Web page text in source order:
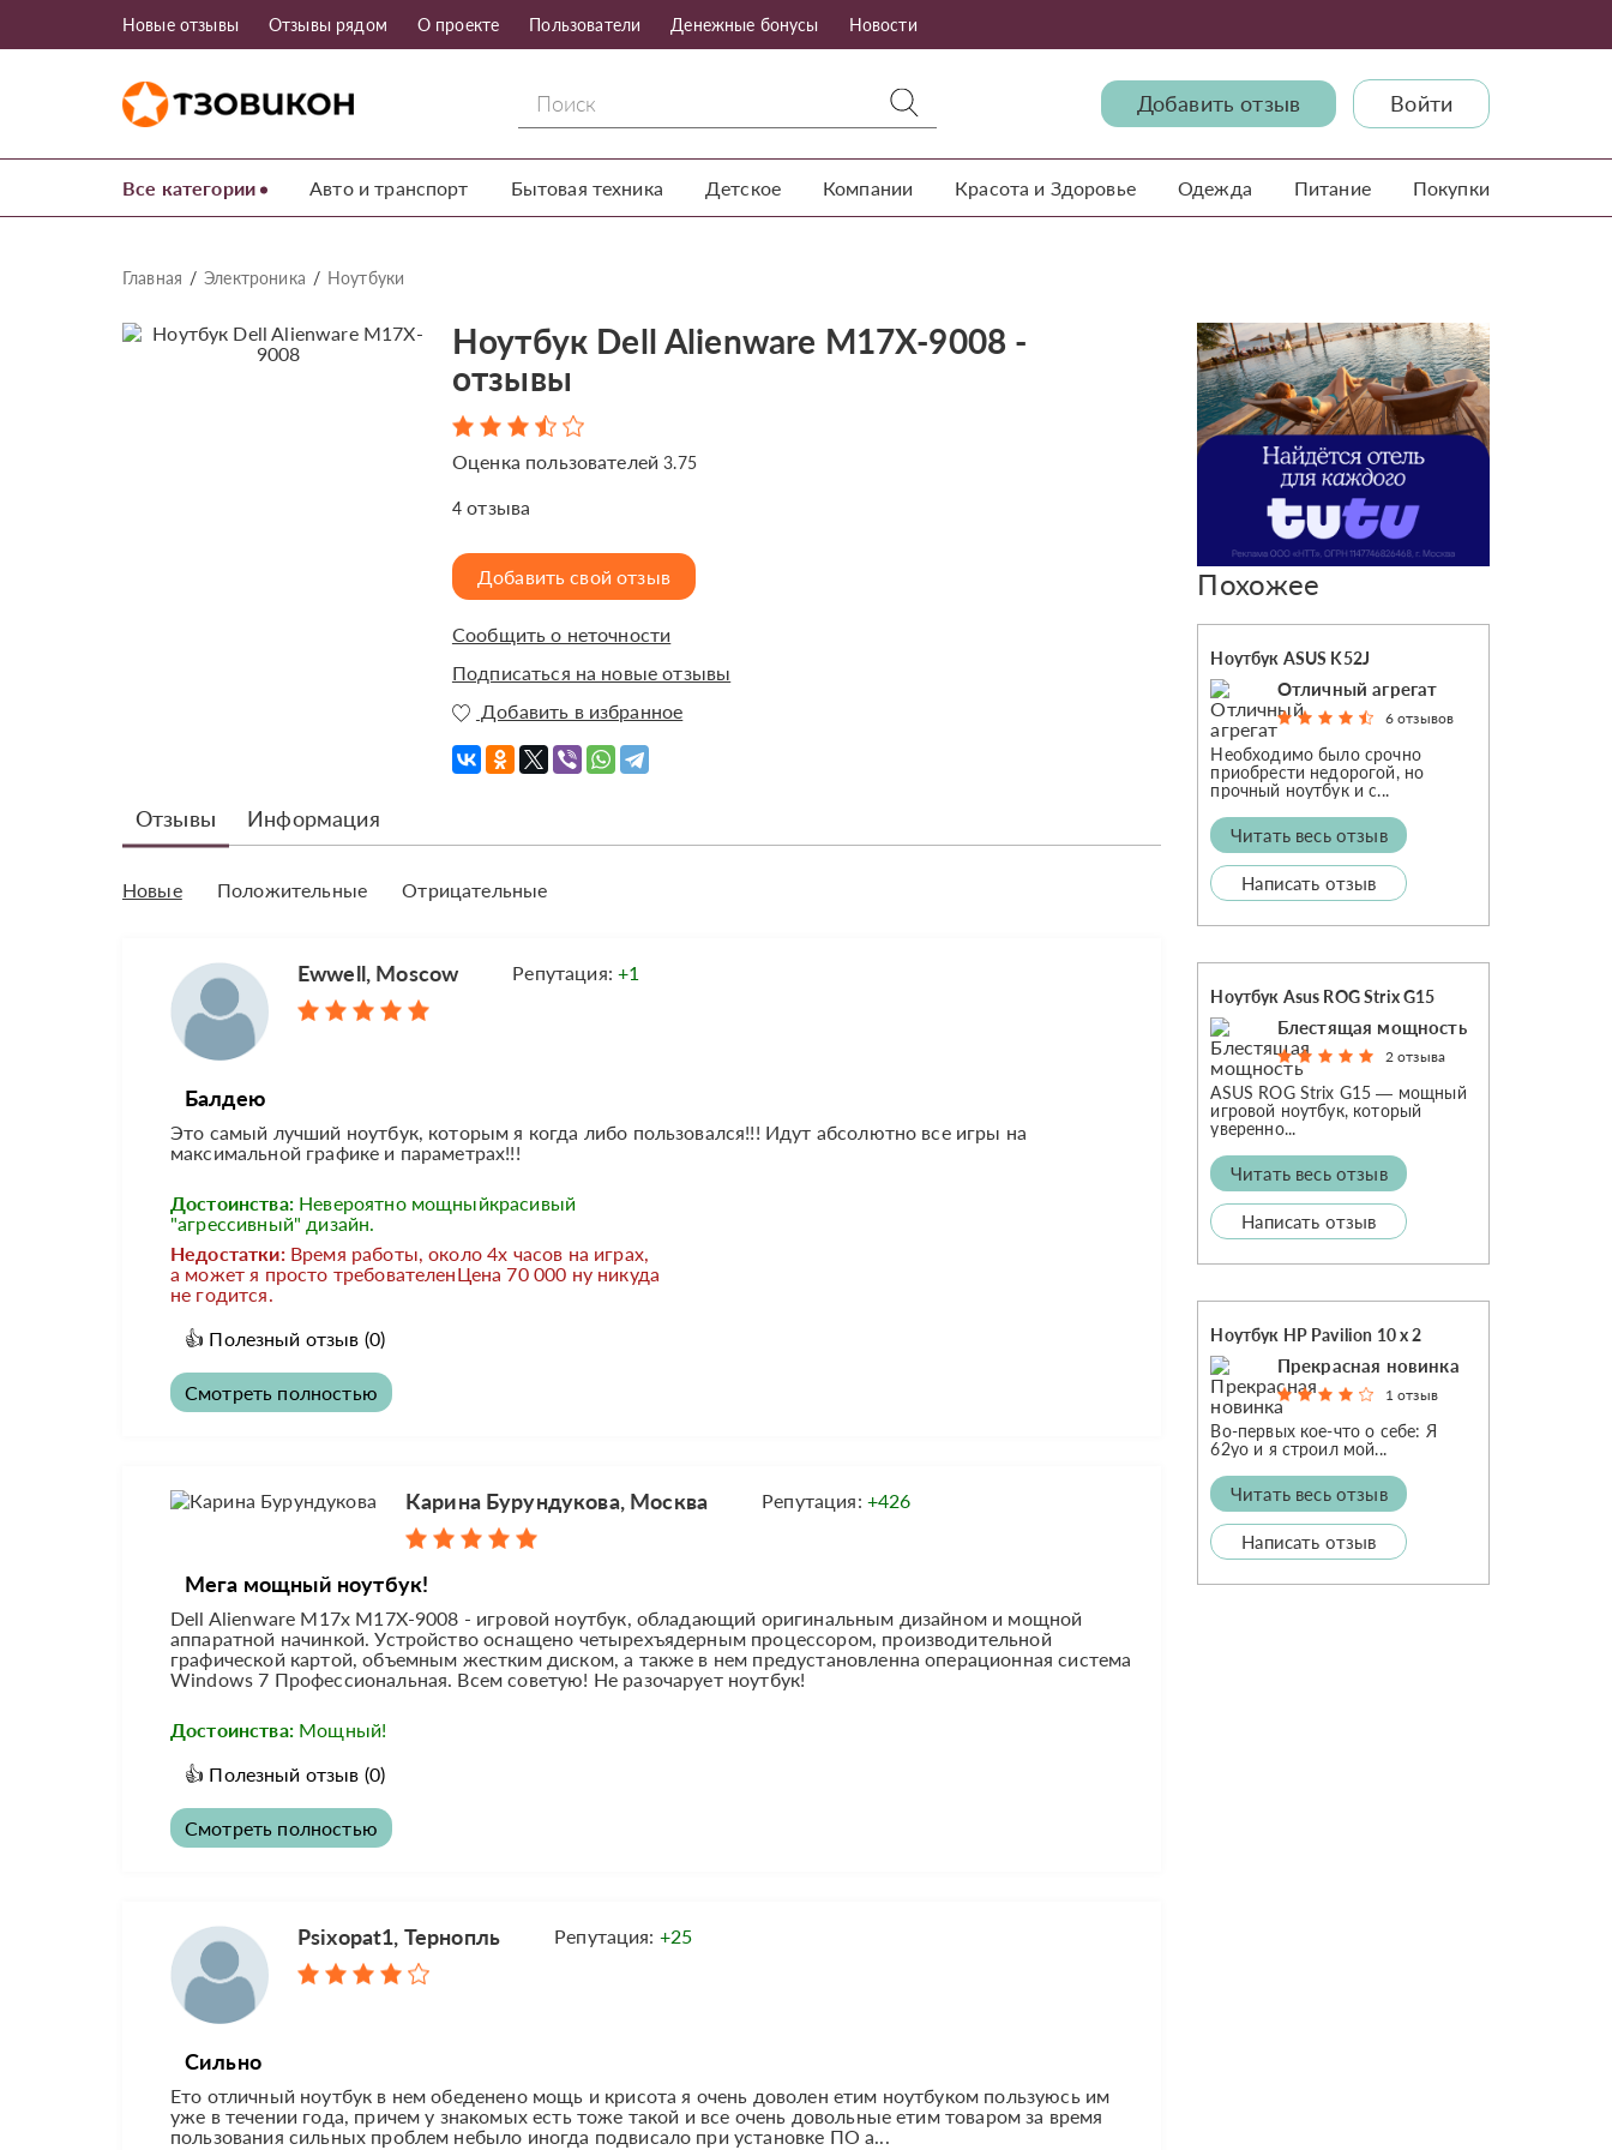
Новые отзывы Отзывы рядом О проекте Пользователи Денежные бонусы Новости
Добавить отзыв Войти
Все категории Авто и транспорт Бытовая техника Детское Компании Красота и Здоровье Одежда Питание Покупки
Главная Электроника Ноутбуки
Ноутбук Dell Alienware M17X-9008 -
отзывы
Оценка пользователей3.75
4 отзыва
Добавить свой отзыв
Сообщить о неточности
Подписаться на новые отзывы
Добавить в избранное
Отзывы Информация
Новые Положительные Отрицательные
Ewwell, Moscow Репутация:+1
Балдею
Это самый лучший ноутбук, которым я когда либо пользовался!!! Идут абсолютно все игры на
максимальной графике и параметрах!!!
Достоинства: Невероятно мощныйкрасивый
"агрессивный" дизайн.
Недостатки: Время работы, около 4х часов на играх,
а может я просто требователенЦена 70 000 ну никуда
не годится.
👍 Полезный отзыв (0)
Смотреть полностью
Карина Бурундукова, Москва Репутация: +426
Мега мощный ноутбук!
Dell Alienware M17x M17X-9008 - игровой ноутбук, обладающий оригинальным дизайном и мощной
аппаратной начинкой. Устройство оснащено четырехъядерным процессором, производительной
графической картой, объемным жестким диском, а также в нем предустановленна операционная система
Windows 7 Профессиональная. Всем советую! Не разочарует ноутбук!
Достоинства: Мощный!
👍 Полезный отзыв (0)
Смотреть полностью
Psixopat1, Тернопль Репутация: +25
Сильно
Ето отличный ноутбук в нем обеденено мощь и крисота я очень доволен етим ноутбуком пользуюсь им
уже в течении года, причем у знакомых есть тоже такой и все очень довольные етим товаром за время
пользования сильных проблем небыло иногда подвисало при установке ПО а...
Похожее
Ноутбук ASUS K52J
Отличный агрегат
6 отзывов
Необходимо было срочно
приобрести недорогой, но
прочный ноутбук и с...
Читать весь отзыв
Написать отзыв
Ноутбук Asus ROG Strix G15
Блестящая мощность
2 отзыва
ASUS ROG Strix G15 — мощный
игровой ноутбук, который
уверенно...
Читать весь отзыв
Написать отзыв
Ноутбук HP Pavilion 10 x 2
Прекрасная новинка
1 отзыв
Во-первых кое-что о себе: Я
62yo и я строил мой...
Читать весь отзыв
Написать отзыв